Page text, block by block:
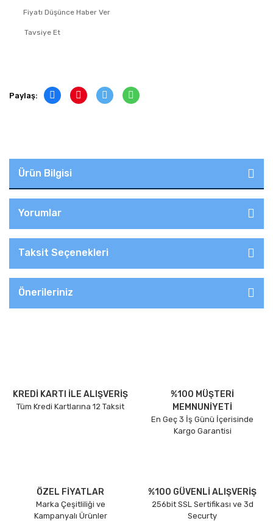
Fiyatı Düşünce Haber Ver
Tavsiye Et
Paylaş:
Ürün Bilgisi
Yorumlar
Taksit Seçenekleri
Önerileriniz
KREDİ KARTI İLE ALIŞVERİŞ
Tüm Kredi Kartlarına 12 Taksit
%100 MÜŞTERİ
MEMNUNİYETİ
En Geç 3 İş Günü İçerisinde
Kargo Garantisi
ÖZEL FİYATLAR
Marka Çeşitliliği ve
Kampanyalı Ürünler
%100 GÜVENLİ ALIŞVERİŞ
256bit SSL Sertifikası ve 3d
Securty